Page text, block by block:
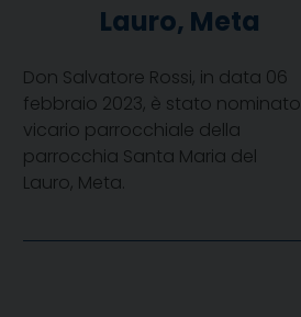
Lauro, Meta
Don Salvatore Rossi, in data 06
febbraio 2023, è stato nominato
vicario parrocchiale della
parrocchia Santa Maria del
Lauro, Meta.